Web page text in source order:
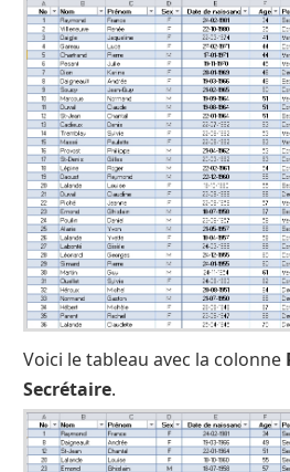
Voici le tableau avec la colonne
Secrétaire.